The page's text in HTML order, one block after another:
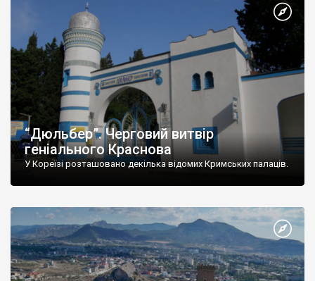
“Дюльбер”. Черговий витвір
геніального Краснова
У Кореїзі розташовано декілька відомих Кримських палаців.